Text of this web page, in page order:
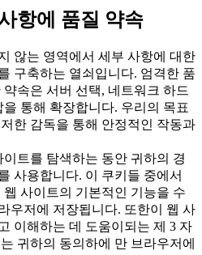
항에 품질 약속
않는 영역에서 세부 사항에 대한
구축하는 열쇠입니다. 엄격한 품
속은 서버 선택, 네트워크 하드
통해 확장합니다. 우리의 목표
한 감독을 통해 안정적인 작동과
트를 탐색하는 동안 귀하의 경
사용합니다. 이 쿠키들 중에서
사이트의 기본적인 기능을 수
우저에 저장됩니다. 또한이 웹 사
이해하는 데 도움이되는 제 3 자
귀하의 동의하에 만 브라우저에